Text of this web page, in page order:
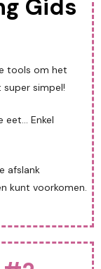
Gids
tools om het
simpel!
Enkel
afslank
kunt voorkomen.